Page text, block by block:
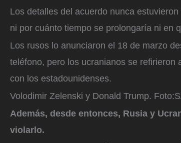
Los detalles del acuerdo nunca
ni por cuánto tiempo se prolongaría ni en
Los rusos lo anunciaron el 18 de marzo
teléfono, pero los ucranianos se
con los estadounidenses.
Volodimir Zelenski y Donald Trump. Foto:
Además, desde entonces, Rusia y
violarlo.